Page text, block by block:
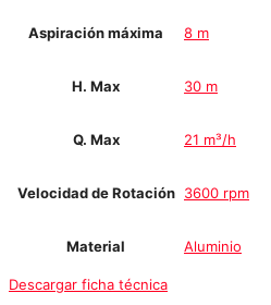
Aspiración máxima 8 m
H. Max 30 m
Q. Max 21 m³/h
Velocidad de Rotación 3600 rpm
Material Aluminio
Descargar ficha técnica